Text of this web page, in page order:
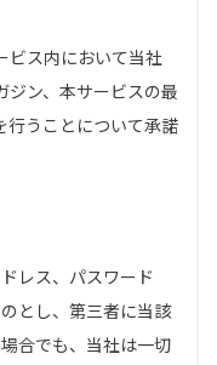
ビス内において当社
ジン、本サービスの最
行うことについて承諾
レス、パスワード
とし、第三者に当該
合でも、当社は一切